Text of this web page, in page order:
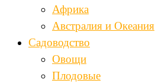
Африка
Австралия и Океания
Садоводство
Овощи
Плодовые